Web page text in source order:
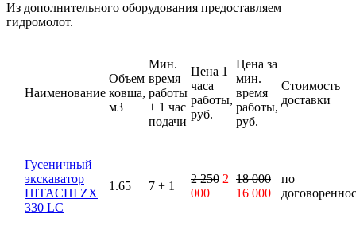
Из дополнительного оборудования предоставляем
гидромолот.
Наименование
Объем
ковша,
м3
Мин.
время
работы
+ 1 час
подачи
Цена 1
часа
работы,
руб.
Цена за
мин.
время
работы,
руб.
Стоимость
доставки
Гусеничный
экскаватор
HITACHI ZX
330 LC
1.65 7 + 1
2 250 2
000
18 000
16 000
по